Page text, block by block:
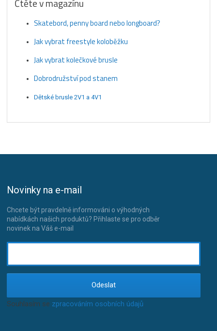
Čtěte v magazínu
Skatebord, penny board nebo longboard?
Jak vybrat freestyle koloběžku
Jak vybrat kolečkové brusle
Dobrodružství pod stanem
Dětské brusle 2V1 a 4V1
Novinky na e-mail
Chcete být pravdelně informováni o výhodných
nabídkách našich produktů? Přihlaste se pro odběr
novinek na Váš e-mail
Odeslat
Souhlasím se zpracováním osobních údajů.